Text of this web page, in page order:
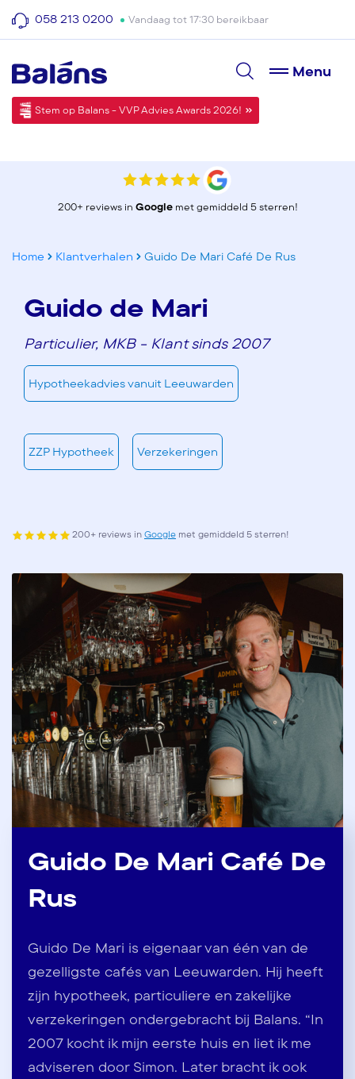
058 213 0200 Vandaag tot 17:30 bereikbaar
Menu
Stem op Balans - VVP Advies Awards 2026!
200+ reviews in Googlemet gemiddeld 5 sterren!
Home Klantverhalen Guido De Mari Café De Rus
Guido de Mari
Particulier, MKB - Klant sinds 2007
Hypotheekadvies vanuit Leeuwarden
ZZP Hypotheek Verzekeringen
Guido De Mari Café De
Rus
Guido De Mari is eigenaar van één van de
gezelligste cafés van Leeuwarden. Hij heeft
zijn hypotheek, particuliere en zakelijke
verzekeringen ondergebracht bij Balans. “In
2007 kocht ik mijn eerste huis en liet ik me
adviseren door Simon. Later bracht ik ook
200+ reviews inGoogle met gemiddeld 5 sterren!